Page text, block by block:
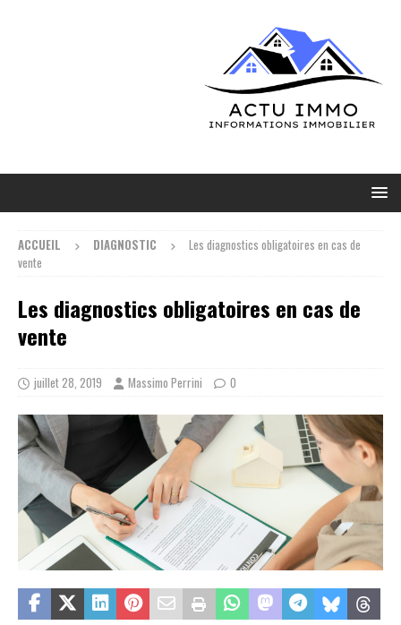
ACCUEIL DIAGNOSTIC
Les diagnostics obligatoires en cas de
vente
Les diagnostics obligatoires en cas de
vente
juillet 28, 2019 Massimo Perrini 0